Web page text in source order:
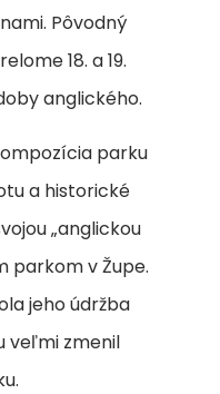
Pôvodný
18. a 19.
anglického.
parku
a historické
„anglickou
parkom v Župe.
jeho údržba
veľmi zmenil